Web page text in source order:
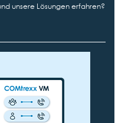
unsere Lösungen erfahren?